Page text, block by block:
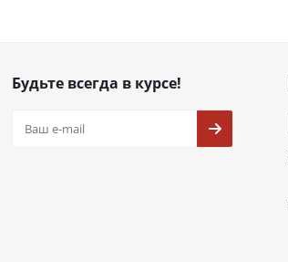
Будьте всегда в курсе!